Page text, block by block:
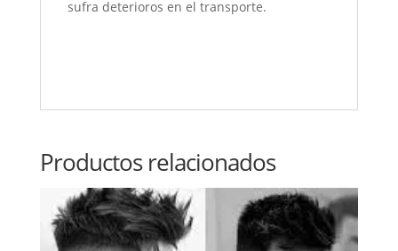
sufra deterioros en el transporte.
Productos relacionados